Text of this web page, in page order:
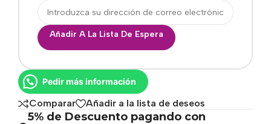
Añadir A La Lista De Espera
Pedir más información
Comparar Añadir a la lista de deseos
5% de Descuento pagando con